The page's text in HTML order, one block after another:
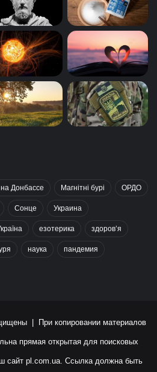
Донбассе Магнітні бурі ОРДО
Сонце Украина
езотерика здоров’я
наука пандемия
| При копировании материалов
прямая открытая для поисковых
сайт pl.com.ua. Ссылка должна быть